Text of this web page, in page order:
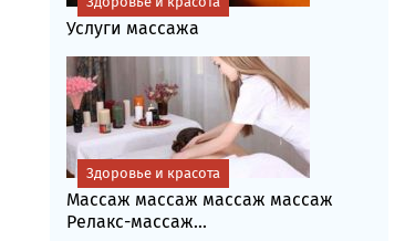
Услуги массажа
Массаж массаж массаж массаж
Релакс-массаж...
Здоровье и красота